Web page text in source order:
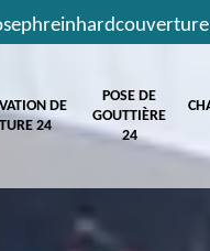
DE
24
POSE DE
GOUTTIÈRE
24